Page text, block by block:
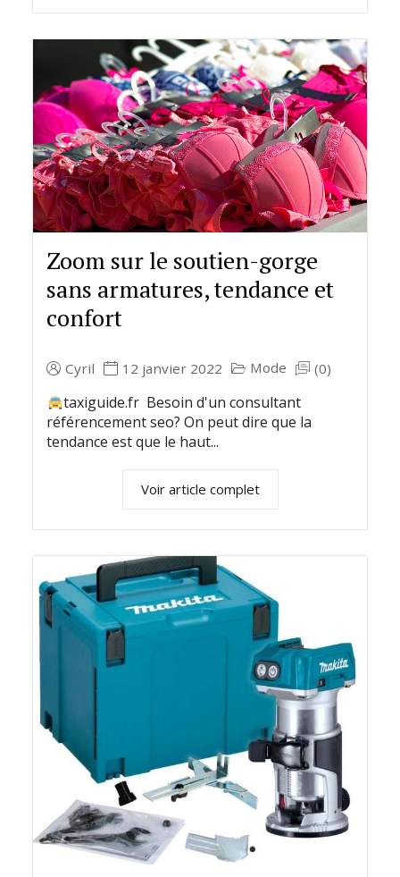
Zoom sur le soutien-gorge
sans armatures, tendance et
confort
Cyril 12 janvier 2022 Mode (0)
taxiguide.fr Besoin d'un consultant
référencement seo? On peut dire que la
tendance est que le haut...
Voir article complet